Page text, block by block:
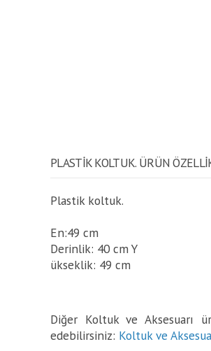
PLASTIK KOLTUK. ÜRÜN
Plastik koltuk.
En:49 cm
Derinlik: 40 cm Y
ükseklik: 49 cm
Diğer Koltuk ve Aksesuarı
edebilirsiniz: Koltuk ve